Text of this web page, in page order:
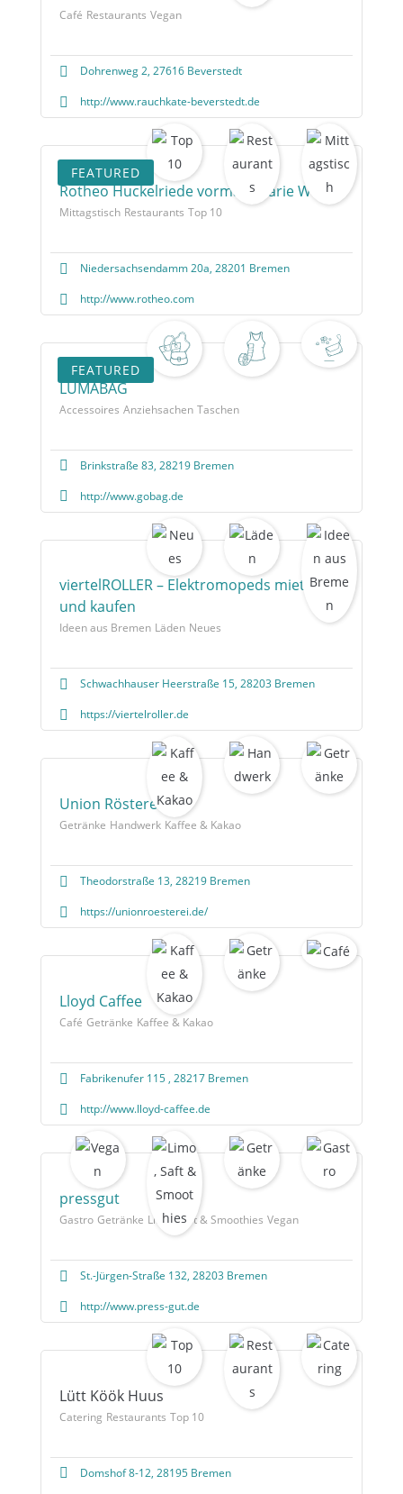
Café Restaurants Vegan
Dohrenweg 2, 27616 Beverstedt
http://www.rauchkate-beverstedt.de
FEATURED
Rotheo Huckelriede vormals Marie Weser
Mittagstisch Restaurants Top 10
Niedersachsendamm 20a, 28201 Bremen
http://www.rotheo.com
FEATURED
LUMABAG
Accessoires Anziehsachen Taschen
Brinkstraße 83, 28219 Bremen
http://www.gobag.de
viertelROLLER – Elektromopeds mieten
und kaufen
Ideen aus Bremen Läden Neues
Schwachhauser Heerstraße 15, 28203 Bremen
https://viertelroller.de
Union Rösterei
Getränke Handwerk Kaffee & Kakao
Theodorstraße 13, 28219 Bremen
https://unionroesterei.de/
Lloyd Caffee
Café Getränke Kaffee & Kakao
Fabrikenufer 115 , 28217 Bremen
http://www.lloyd-caffee.de
pressgut
Gastro Getränke Limo, Saft & Smoothies Vegan
St.-Jürgen-Straße 132, 28203 Bremen
http://www.press-gut.de
Lütt Köök Huus
Catering Restaurants Top 10
Domshof 8-12, 28195 Bremen